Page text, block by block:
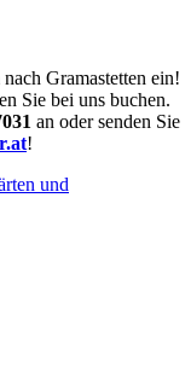
nach Gramastetten ein!
Sie bei uns buchen.
an oder senden Sie
!
und